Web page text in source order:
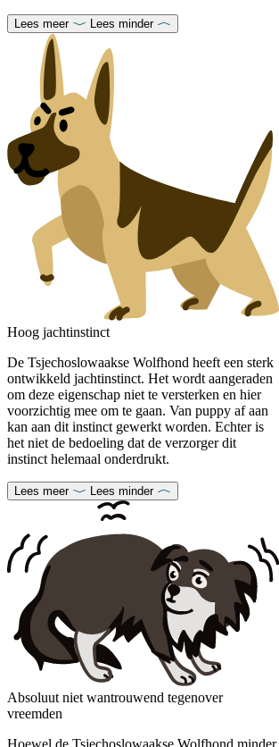
Lees meer Lees minder
Hoog jachtinstinct
De Tsjechoslowaakse Wolfhond heeft een sterk
ontwikkeld jachtinstinct. Het wordt aangeraden
om deze eigenschap niet te versterken en hier
voorzichtig mee om te gaan. Van puppy af aan
kan aan dit instinct gewerkt worden. Echter is
het niet de bedoeling dat de verzorger dit
instinct helemaal onderdrukt.
Lees meer Lees minder
Absoluut niet wantrouwend tegenover
vreemden
Hoewel de Tsjechoslowaakse Wolfhond minder